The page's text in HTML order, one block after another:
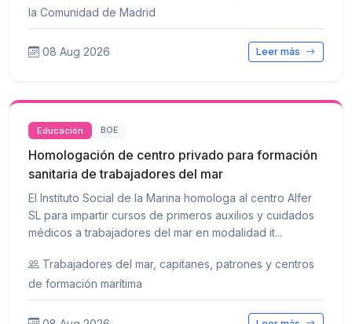
la Comunidad de Madrid
08 Aug 2026 Leer más
Educación BOE
Homologación de centro privado para formación
sanitaria de trabajadores del mar
El Instituto Social de la Marina homologa al centro Alfer
SL para impartir cursos de primeros auxilios y cuidados
médicos a trabajadores del mar en modalidad it...
Trabajadores del mar, capitanes, patrones y centros
de formación marítima